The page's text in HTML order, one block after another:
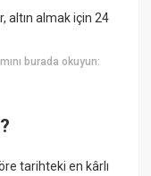
altın almak için 24
burada okuyun:
tarihteki en kârlı